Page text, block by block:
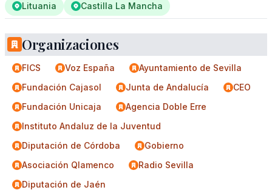
Lituania
Castilla La Mancha
Organizaciones
FICS Voz España
Ayuntamiento de Sevilla
Fundación Cajasol
Junta de Andalucía
CEO
Fundación Unicaja
Agencia Doble Erre
Instituto Andaluz de la Juventud
Diputación de Córdoba
Gobierno
Asociación Qlamenco
Radio Sevilla
Diputación de Jaén